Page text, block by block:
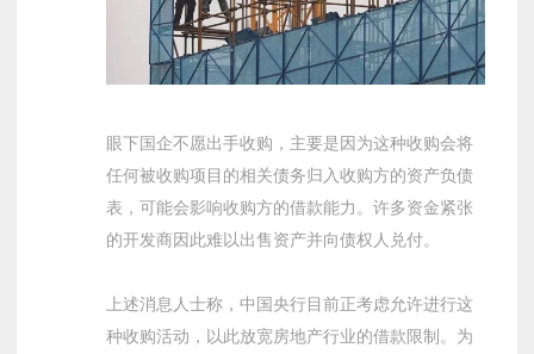
眼下国企不愿出手收购，主要是因为这种收购会将
任何被收购项目的相关债务归入收购方的资产负债
表，可能会影响收购方的借款能力。许多资金紧张
的开发商因此难以出售资产并向债权人兑付。
上述消息人士称，中国央行目前正考虑允许进行这
种收购活动，以此放宽房地产行业的借款限制。为